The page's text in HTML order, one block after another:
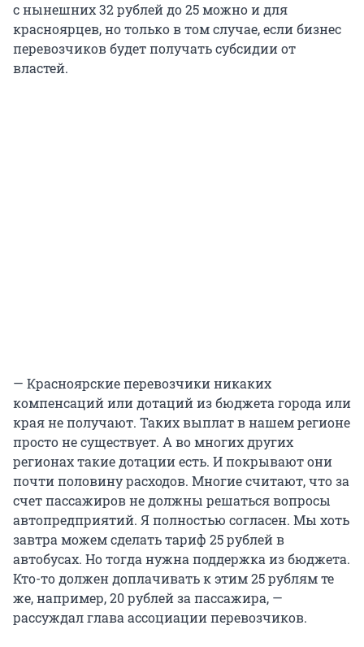
с нынешних 32 рублей до 25 можно и для
красноярцев, но только в том случае, если бизнес
перевозчиков будет получать субсидии от
властей.
— Красноярские перевозчики никаких
компенсаций или дотаций из бюджета города или
края не получают. Таких выплат в нашем регионе
просто не существует. А во многих других
регионах такие дотации есть. И покрывают они
почти половину расходов. Многие считают, что за
счет пассажиров не должны решаться вопросы
автопредприятий. Я полностью согласен. Мы хоть
завтра можем сделать тариф 25 рублей в
автобусах. Но тогда нужна поддержка из бюджета.
Кто-то должен доплачивать к этим 25 рублям те
же, например, 20 рублей за пассажира, —
рассуждал глава ассоциации перевозчиков.